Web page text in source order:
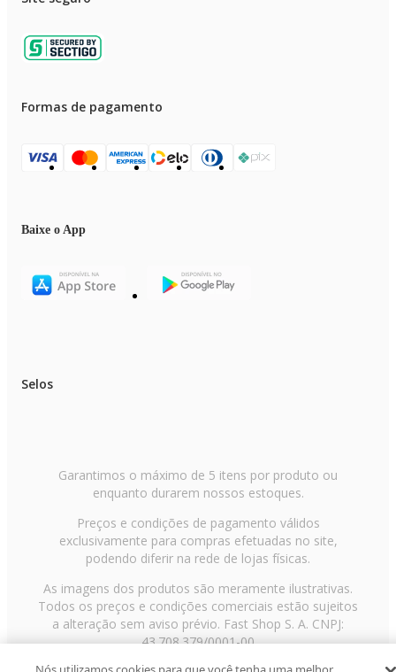
Formas de pagamento
Baixe o App
Selos
Garantimos o máximo de 5 itens por produto ou
enquanto durarem nossos estoques.
Preços e condições de pagamento válidos
exclusivamente para compras efetuadas no site,
podendo diferir na rede de lojas físicas.
As imagens dos produtos são meramente ilustrativas.
Todos os preços e condições comerciais estão sujeitos
a alteração sem aviso prévio. Fast Shop S. A. CNPJ:
43.708.379/0001-00